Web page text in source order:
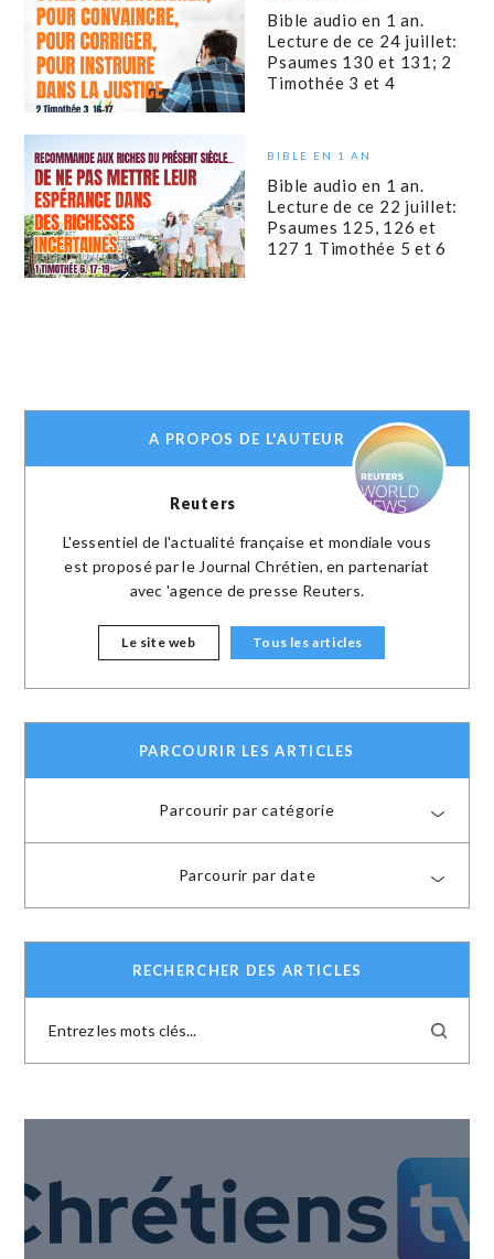
Bible audio en 1 an.
Lecture de ce 24 juillet:
Psaumes 130 et 131; 2
Timothée 3 et 4
BIBLE EN 1 AN
Bible audio en 1 an.
Lecture de ce 22 juillet:
Psaumes 125, 126 et
127 1 Timothée 5 et 6
A PROPOS DE L'AUTEUR
Reuters
L'essentiel de l'actualité française et mondiale vous
est proposé par le Journal Chrétien, en partenariat
avec 'agence de presse Reuters.
Le site web Tous les articles
PARCOURIR LES ARTICLES
Parcourir par catégorie
Parcourir par date
RECHERCHER DES ARTICLES